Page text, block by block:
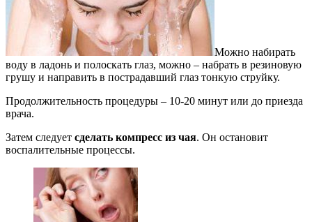
Можно набирать
воду в ладонь и полоскать глаз, можно – набрать в резиновую
грушу и направить в пострадавший глаз тонкую струйку.
Продолжительность процедуры – 10-20 минут или до приезда
врача.
Затем следует сделать компресс из чая. Он остановит
воспалительные процессы.